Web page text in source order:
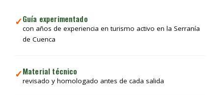
✓Guía experimentado
con años de experiencia en turismo activo en la Serranía
de Cuenca
✓Material técnico
revisado y homologado antes de cada salida